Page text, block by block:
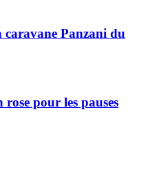
caravane Panzani du
pour les pauses